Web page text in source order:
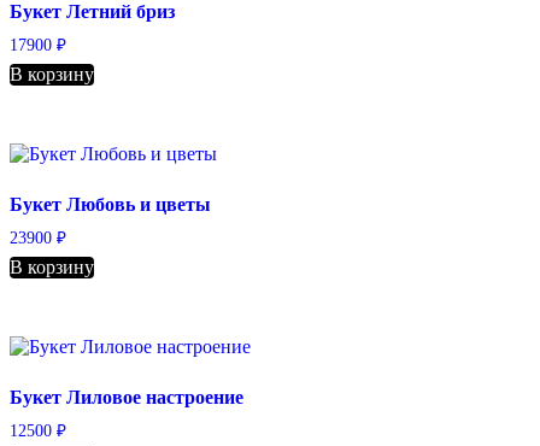
Букет Летний бриз
17900 ₽
В корзину
Букет Любовь и цветы
23900 ₽
В корзину
Букет Лиловое настроение
12500 ₽